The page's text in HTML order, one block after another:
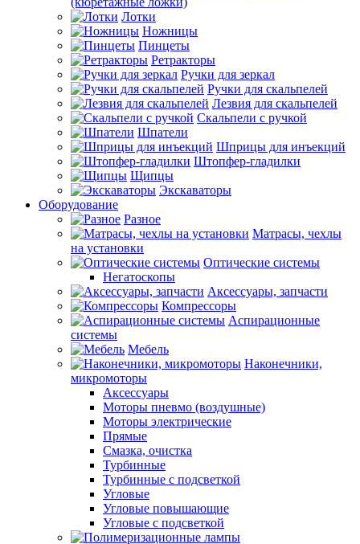
Лотки
Ножницы
Пинцеты
Ретракторы
Ручки для зеркал
Ручки для скальпелей
Лезвия для скальпелей
Скальпели с ручкой
Шпатели
Шприцы для инъекций
Штопфер-гладилки
Щипцы
Экскаваторы
Оборудование
Разное
Матрасы, чехлы
на установки
Оптические системы
Негатоскопы
Аксессуары, запчасти
Компрессоры
Аспирационные
системы
Мебель
Наконечники,
микромоторы
Аксессуары
Моторы пневмо (воздушные)
Моторы электрические
Прямые
Смазка, очистка
Турбинные
Турбинные с подсветкой
Угловые
Угловые повышающие
Угловые с подсветкой